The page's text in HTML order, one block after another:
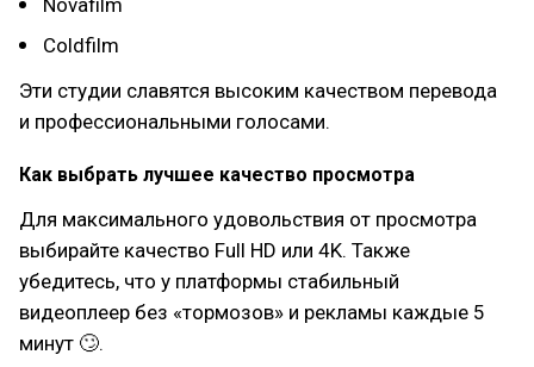
Novafilm
Coldfilm
Эти студии славятся высоким качеством перевода
и профессиональными голосами.
Как выбрать лучшее качество просмотра
Для максимального удовольствия от просмотра
выбирайте качество Full HD или 4K. Также
убедитесь, что у платформы стабильный
видеоплеер без «тормозов» и рекламы каждые 5
минут 🙄.